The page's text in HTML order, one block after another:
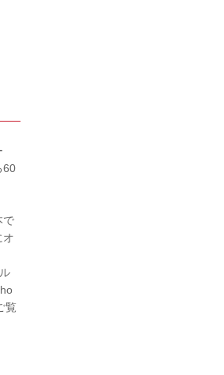
60
で
オ
覧